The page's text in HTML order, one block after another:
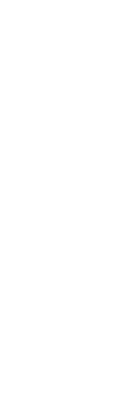
gerne für Ihre Fragen zur Verfügung.